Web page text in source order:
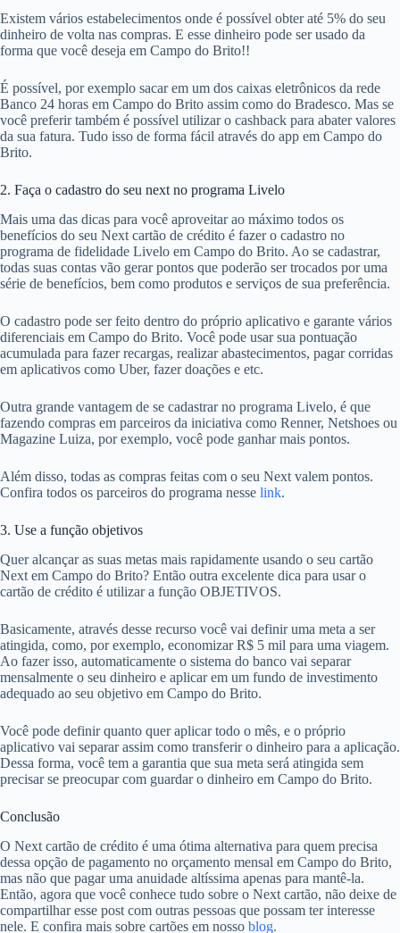
Existem vários estabelecimentos onde é possível obter até 5% do seu
dinheiro de volta nas compras. E esse dinheiro pode ser usado da
forma que você deseja em Campo do Brito!!
É possível, por exemplo sacar em um dos caixas eletrônicos da rede
Banco 24 horas em Campo do Brito assim como do Bradesco. Mas se
você preferir também é possível utilizar o cashback para abater valores
da sua fatura. Tudo isso de forma fácil através do app em Campo do
Brito.
2. Faça o cadastro do seu next no programa Livelo
Mais uma das dicas para você aproveitar ao máximo todos os
benefícios do seu Next cartão de crédito é fazer o cadastro no
programa de fidelidade Livelo em Campo do Brito. Ao se cadastrar,
todas suas contas vão gerar pontos que poderão ser trocados por uma
série de benefícios, bem como produtos e serviços de sua preferência.
O cadastro pode ser feito dentro do próprio aplicativo e garante vários
diferenciais em Campo do Brito. Você pode usar sua pontuação
acumulada para fazer recargas, realizar abastecimentos, pagar corridas
em aplicativos como Uber, fazer doações e etc.
Outra grande vantagem de se cadastrar no programa Livelo, é que
fazendo compras em parceiros da iniciativa como Renner, Netshoes ou
Magazine Luiza, por exemplo, você pode ganhar mais pontos.
Além disso, todas as compras feitas com o seu Next valem pontos.
Confira todos os parceiros do programa nesse link.
3. Use a função objetivos
Quer alcançar as suas metas mais rapidamente usando o seu cartão
Next em Campo do Brito? Então outra excelente dica para usar o
cartão de crédito é utilizar a função OBJETIVOS.
Basicamente, através desse recurso você vai definir uma meta a ser
atingida, como, por exemplo, economizar R$ 5 mil para uma viagem.
Ao fazer isso, automaticamente o sistema do banco vai separar
mensalmente o seu dinheiro e aplicar em um fundo de investimento
adequado ao seu objetivo em Campo do Brito.
Você pode definir quanto quer aplicar todo o mês, e o próprio
aplicativo vai separar assim como transferir o dinheiro para a aplicação.
Dessa forma, você tem a garantia que sua meta será atingida sem
precisar se preocupar com guardar o dinheiro em Campo do Brito.
Conclusão
O Next cartão de crédito é uma ótima alternativa para quem precisa
dessa opção de pagamento no orçamento mensal em Campo do Brito,
mas não que pagar uma anuidade altíssima apenas para mantê-la.
Então, agora que você conhece tudo sobre o Next cartão, não deixe de
compartilhar esse post com outras pessoas que possam ter interesse
nele. E confira mais sobre cartões em nosso blog.